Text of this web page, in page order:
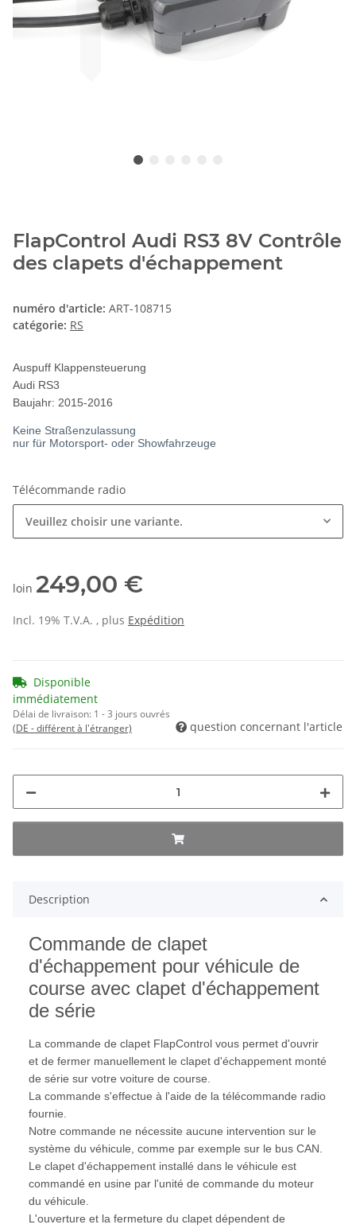
FlapControl Audi RS3 8V Contrôle
des clapets d'échappement
numéro d'article: ART-108715
catégorie: RS
Auspuff Klappensteuerung
Audi RS3
Baujahr: 2015-2016
Keine Straßenzulassung
nur für Motorsport- oder Showfahrzeuge
Télécommande radio
Veuillez choisir une variante.
loin 249,00 €
Incl. 19% T.V.A. , plus Expédition
Disponible
immédiatement
Délai de livraison: 1 - 3 jours ouvrés
(DE - différent à l'étranger)
question concernant l'article
Description
Commande de clapet
d'échappement pour véhicule de
course avec clapet d'échappement
de série
La commande de clapet FlapControl vous permet d'ouvrir
et de fermer manuellement le clapet d'échappement monté
de série sur votre voiture de course.
La commande s'effectue à l'aide de la télécommande radio
fournie.
Notre commande ne nécessite aucune intervention sur le
système du véhicule, comme par exemple sur le bus CAN.
Le clapet d'échappement installé dans le véhicule est
commandé en usine par l'unité de commande du moteur
du véhicule.
L'ouverture et la fermeture du clapet dépendent de